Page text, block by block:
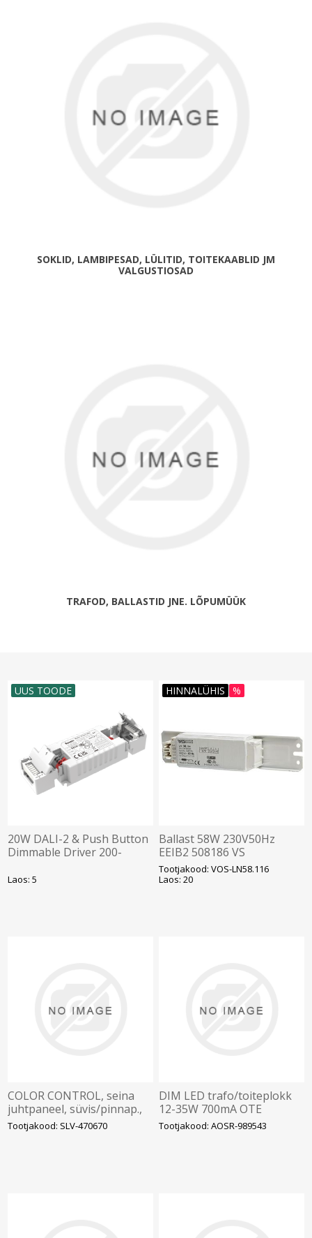
SOKLID, LAMBIPESAD, LÜLITID, TOITEKAABLID JM
VALGUSTIOSAD
TRAFOD, BALLASTID JNE. LÕPUMÜÜK
UUS TOODE
20W DALI-2 & Push Button
Dimmable Driver 200-
Laos: 5
HINNALÜHIS %
Ballast 58W 230V50Hz
EEIB2 508186 VS
induktiivsüüteseade
Tootjakood: VOS-LN58.116
Laos: 20
COLOR CONTROL, seina
juhtpaneel, süvis/pinnap.,
100V-240V
Tootjakood: SLV-470670
DIM LED trafo/toiteplokk
12-35W 700mA OTE
35/220-240/700 SD
astmeliselt dim
Tootjakood: AOSR-989543